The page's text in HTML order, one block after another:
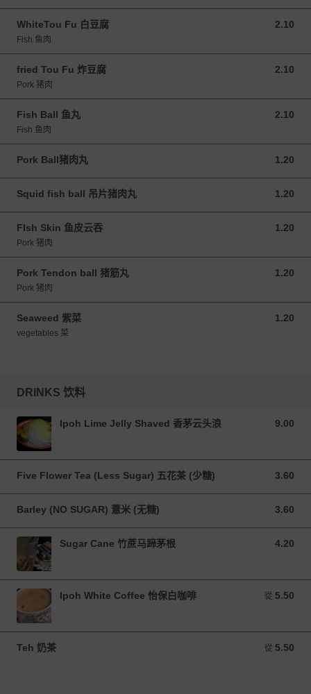
WhiteTou Fu 白豆腐 2.10
2.10 MYR
Fish 鱼肉
fried Tou Fu 炸豆腐 2.10
2.10 MYR
Pork 猪肉
Fish Ball 鱼丸 2.10
2.10 MYR
Fish 鱼肉
Pork Ball猪肉丸 1.20
1.20 MYR
Squid fish ball 吊片猪肉丸 1.20
1.20 MYR
FIsh Skin 鱼皮云吞 1.20
1.20 MYR
Pork 猪肉
Pork Tendon ball 猪筋丸 1.20
1.20 MYR
Pork 猪肉
Seaweed 紫菜 1.20
1.20 MYR
vegetables 菜
DRINKS 饮料
Ipoh Lime Jelly Shaved 香茅云头浪 9.00
9.00 MYR
Five Flower Tea (Less Sugar) 五花茶 (少糖) 3.60
3.60 MYR
Barley (NO SUGAR) 薏米 (无糖) 3.60
3.60 MYR
Sugar Cane 竹蔗马蹄茅根 4.20
4.20 MYR
Ipoh White Coffee 怡保白咖啡 從 5.50
從 5.50 MYR
Teh 奶茶 從 5.50
從 5.50 MYR